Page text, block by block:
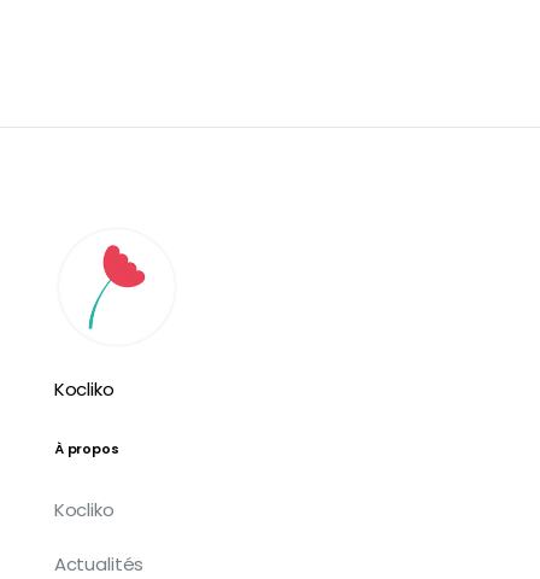
Kocliko
À propos
Kocliko
Actualités